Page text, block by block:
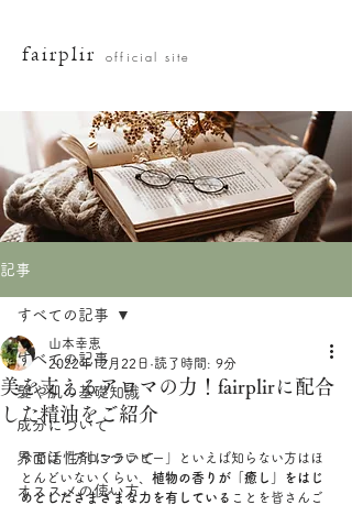
fairplir official site
記事
すべての記事
髪や肌の基礎知識
成分について
界面活性剤について
オススメの使い方
すべての記事
美を支えるアロマの力！fairplirに配合
した精油をご紹介
山本幸恵
2022年12月22日 読了時間: 9分
今では「アロマテラピー」といえば知らない方はほ
とんどいないくらい、 植物の香りが「癒し」をはじ
めとしたさまざまな力を有している ことを皆さんご